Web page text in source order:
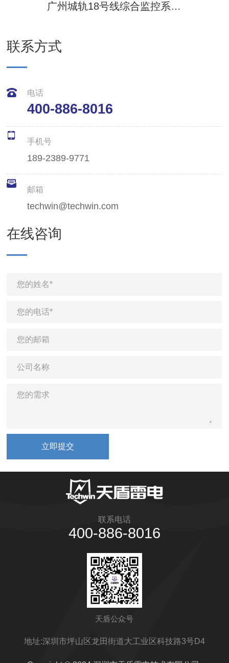
广州城轨18号线综合监控系统项目
联系方式
电话
400-886-8016
手机号
189-2389-9771
邮箱
techwin@techwin.com
在线咨询
您的姓名*
您的电话*
您的邮箱
公司名称
您的需求
联系电话
400-886-8016
天盾公众号
地址:深圳市坪山区龙田街道大工业区科技路3号D4